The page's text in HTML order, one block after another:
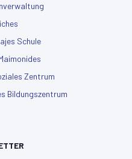
Schule
Zentrum
Bildungszentrum